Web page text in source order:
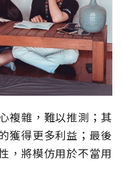
複雜，難以推測；其
獲得更多利益；最後
，將模仿用於不當用